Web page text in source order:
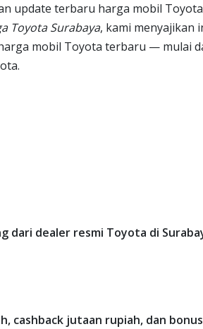
update terbaru harga mobil
Toyota Surabaya, kami menyajikan
mobil Toyota terbaru — mulai
dari dealer resmi Toyota di
cashback jutaan rupiah, dan